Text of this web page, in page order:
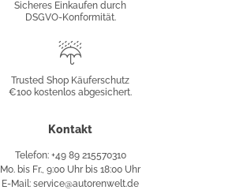
Sicheres Einkaufen durch
DSGVO-Konformität.
Käuferschutz
Trusted Shop Käuferschutz
€100 kostenlos abgesichert.
Kontakt
Telefon: +49 89 215570310
Mo. bis Fr., 9:00 Uhr bis 18:00 Uhr
E-Mail: service@autorenwelt.de